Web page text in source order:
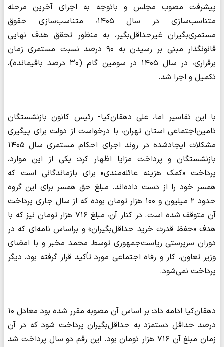
پیشرفت مصوب مجلس و باتوجه به اجرای آخرین مرحله
متناسب‌سازی در سال ۱۴۰۵، متناسب‌سازی حقوق
مستمری‌بگیران غیرحداقل‌بگیر، به منظور تحقق هدف نهایی
قانونگذار مبنی بر رسیدن به ۹۰ درصد نسبت مستمری زمان
برقراری، در سال ۱۴۰۵ در سومین گام (۳۰ درصد باقیمانده)،
تکمیل و اجرا شد.
با این تفاسیر اما، علی دهقان‌کیا- رئیس کانون بازنشستگان
تامین‌اجتماعی استان تهران، با درخواست از دولت برای پیگیری
مشکلات ایجادشده در روند اجرای احکام مستمری سال ۱۴۰۵
بازنشستگان و پرداخت مزایا اظهار کرد: یکی از این موارد،
پرداخت «کمک هزینه عائله‌مندی» برای بازماندگانی است که
همسر خود را از دست داده‌اند. مبلغ حق همسر برای این گروه
حدود ۲ میلیون و ۱۰۰ هزار تومان بوده که از سال جاری پرداخت
آن متوقف شده است. در کنار آن، مبلغ ۷۱۶ هزار تومان نیز که با
هدف «حفظ قدرت خرید حداقل‌بگیران» و براساس نامه‌ای که در
دوران سرپرستی ریاست‌جمهوری توسط محمد مخبر و با امضای
وزیر تعاون، کار و رفاه اجتماعی مورد تأکید قرار گرفته بود، دیگر
پرداخت نمی‌شود.
دهقان‌کیا ادامه داد: بر اساس آن مصوبه مقرر شده بود معادل ۱۰
درصد حداقل دستمزد به حداقل‌بگیران پرداخت شود که در آن
زمان مبلغ آن ۷۱۶ هزار تومان بود. این رقم دو سال پرداخت شد